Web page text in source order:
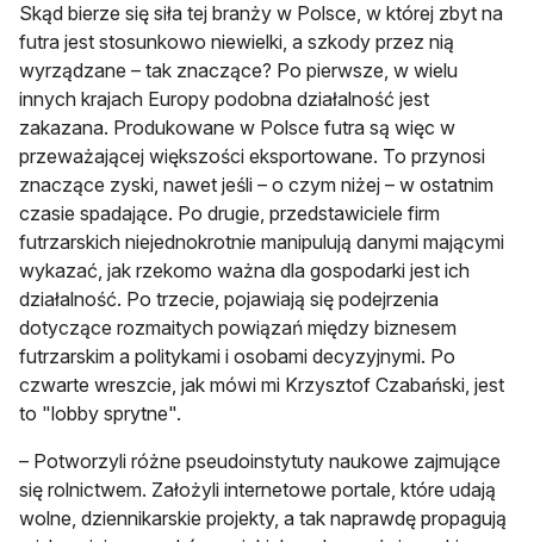
Skąd bierze się siła tej branży w Polsce, w której zbyt na
futra jest stosunkowo niewielki, a szkody przez nią
wyrządzane – tak znaczące? Po pierwsze, w wielu
innych krajach Europy podobna działalność jest
zakazana. Produkowane w Polsce futra są więc w
przeważającej większości eksportowane. To przynosi
znaczące zyski, nawet jeśli – o czym niżej – w ostatnim
czasie spadające. Po drugie, przedstawiciele firm
futrzarskich niejednokrotnie manipulują danymi mającymi
wykazać, jak rzekomo ważna dla gospodarki jest ich
działalność. Po trzecie, pojawiają się podejrzenia
dotyczące rozmaitych powiązań między biznesem
futrzarskim a politykami i osobami decyzyjnymi. Po
czwarte wreszcie, jak mówi mi Krzysztof Czabański, jest
to "lobby sprytne".
– Potworzyli różne pseudoinstytuty naukowe zajmujące
się rolnictwem. Założyli internetowe portale, które udają
wolne, dziennikarskie projekty, a tak naprawdę propagują